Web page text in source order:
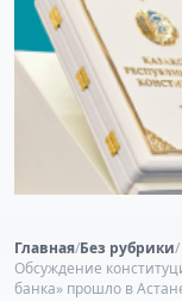
Главная/Без рубрики/
Обсуждение
банка» прошло в